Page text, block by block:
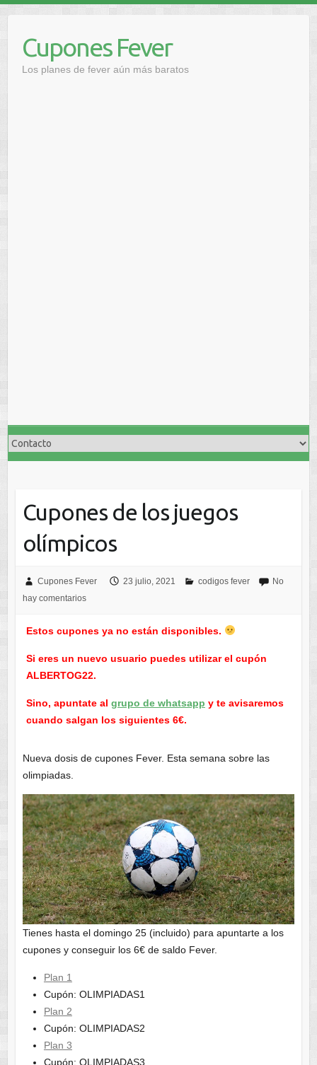
contenidoCupones Fever
Los planes de fever aún más baratos
Cupones de los juegos
olímpicos
Cupones Fever 23 julio, 2021 codigos fever
No
hay comentarios
Estos cupones ya no están disponibles.
Si eres un nuevo usuario puedes utilizar el cupón
ALBERTOG22.
Sino, apuntate al grupo de whatsapp y te avisaremos
cuando salgan los siguientes 6€.
Nueva dosis de cupones Fever. Esta semana sobre las
olimpiadas.
Tienes hasta el domingo 25 (incluido) para apuntarte a los
cupones y conseguir los 6€ de saldo Fever.
Plan 1
Cupón: OLIMPIADAS1
Plan 2
Cupón: OLIMPIADAS2
Plan 3
Cupón: OLIMPIADAS3